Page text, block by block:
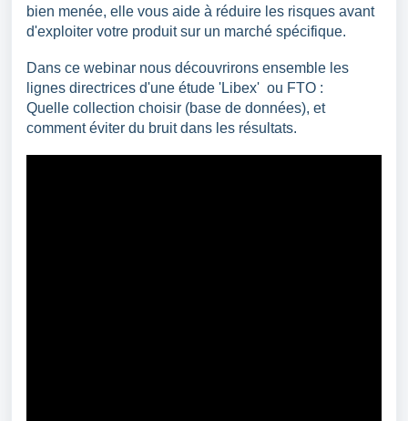
bien menée, elle vous aide à réduire les risques avant
d'exploiter votre produit sur un marché spécifique.
Dans ce webinar nous découvrirons ensemble les
lignes directrices d'une étude 'Libex' ou FTO :
Quelle collection choisir (base de données), et
comment éviter du bruit dans les résultats.